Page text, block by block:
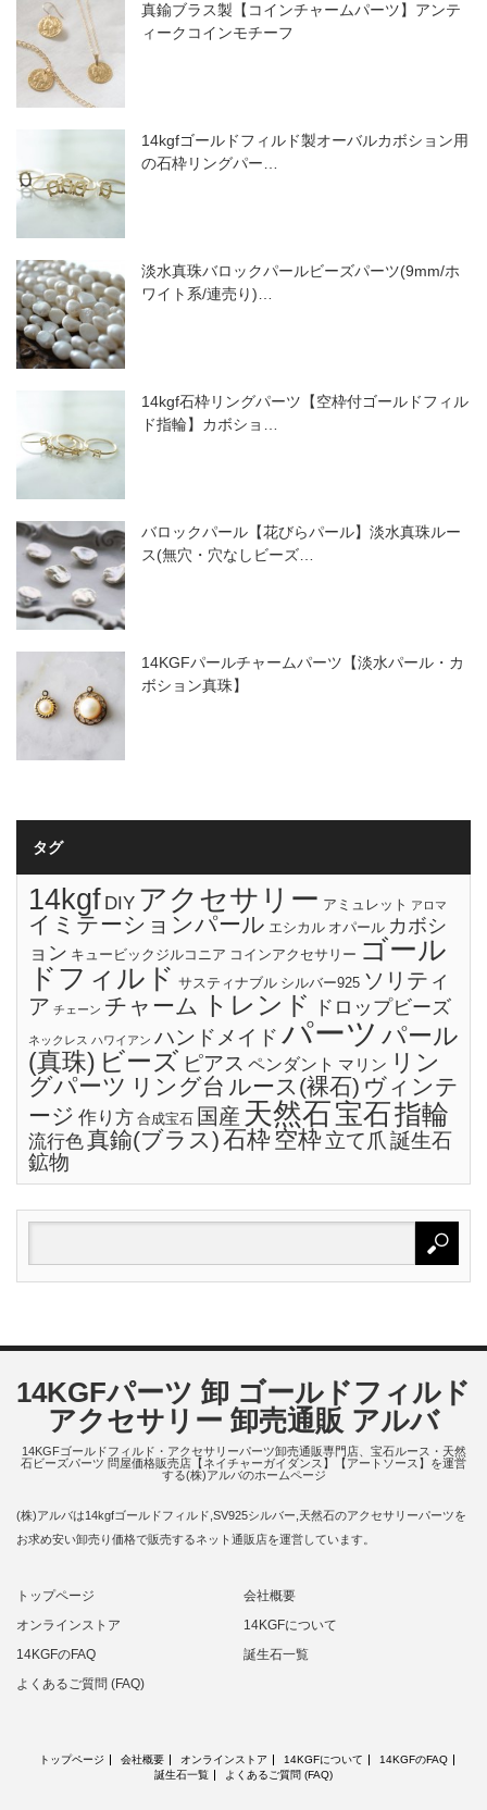
真鍮ブラス製【コインチャームパーツ】アンテ
ィークコインモチーフ
14kgfゴールドフィルド製オーバルカボション用
の石枠リングパー…
淡水真珠バロックパールビーズパーツ(9mm/ホ
ワイト系/連売り)…
14kgf石枠リングパーツ【空枠付ゴールドフィル
ド指輪】カボショ…
バロックパール【花びらパール】淡水真珠ルー
ス(無穴・穴なしビーズ…
14KGFパールチャームパーツ【淡水パール・カ
ボション真珠】
タグ
14kgf DIY アクセサリー アミュレット アロマ
イミテーションパール エシカル オパール カボシ
ョン キュービックジルコニア コインアクセサリー ゴール
ドフィルド サスティナブル シルバー925 ソリティ
ア チェーン チャーム トレンド ドロップビーズ
ネックレス ハワイアン ハンドメイド パーツ パール
(真珠) ビーズ ピアス ペンダント マリン リン
グパーツ リング台 ルース(裸石) ヴィンテ
ージ 作り方 合成宝石 国産 天然石宝石指輪
流行色真鍮(ブラス)石枠 空枠立て爪 誕生石
鉱物
14KGFパーツ 卸 ゴールドフィルド
アクセサリー 卸売通販 アルバ
14KGFゴールドフィルド・アクセサリーパーツ卸売通販専門店、宝石ルース・天然
石ビーズパーツ 問屋価格販売店【ネイチャーガイダンス】【アートソース】を運営
する(株)アルバのホームページ
(株)アルバは14kgfゴールドフィルド,SV925シルバー,天然石のアクセサリーパーツを
お求め安い卸売り価格で販売するネット通販店を運営しています。
トップページ
会社概要
オンラインストア
14KGFについて
14KGFのFAQ
誕生石一覧
よくあるご質問 (FAQ)
トップページ 会社概要 オンラインストア 14KGFについて
14KGFのFAQ
誕生石一覧
よくあるご質問 (FAQ)